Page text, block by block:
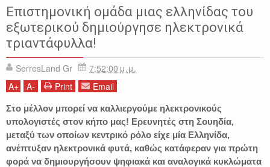
ΕΠΙΣΤΗΜΗ
ΚΟΣΜΟΣ ΤΕΧΝΟΛΟΓΙΑ ΤΡΙΑΝΤΑΦΥΛΛΑ
Επιστημονική ομάδα μιας ελληνίδας του
εξωτερικού δημιούργησε ηλεκτρονικά
τριαντάφυλλα!
SerresLand Gr
7:52:00 μ.μ.
A+ A- Print Email
Στο μέλλον μπορεί να καλλιεργούμε ηλεκτρονικούς
υπολογιστές στον κήπο μας! Ερευνητές στη Σουηδία,
μεταξύ των οποίων κεντρικό ρόλο είχε μία Ελληνίδα,
ανέπτυξαν ηλεκτρονικά φυτά, καθώς κατάφεραν για πρώτη
φορά να δημιουργήσουν ψηφιακά και αναλογικά κυκλώματα